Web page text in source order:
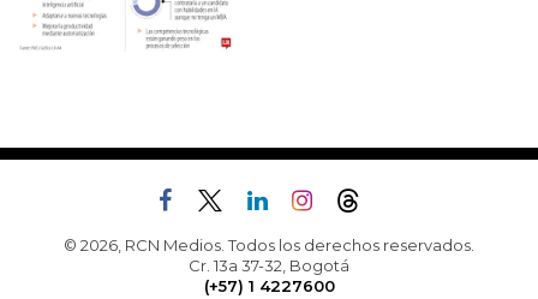
© 2026, RCN Medios. Todos los derechos reservados.
Cr. 13a 37-32, Bogotá
(+57) 1 4227600